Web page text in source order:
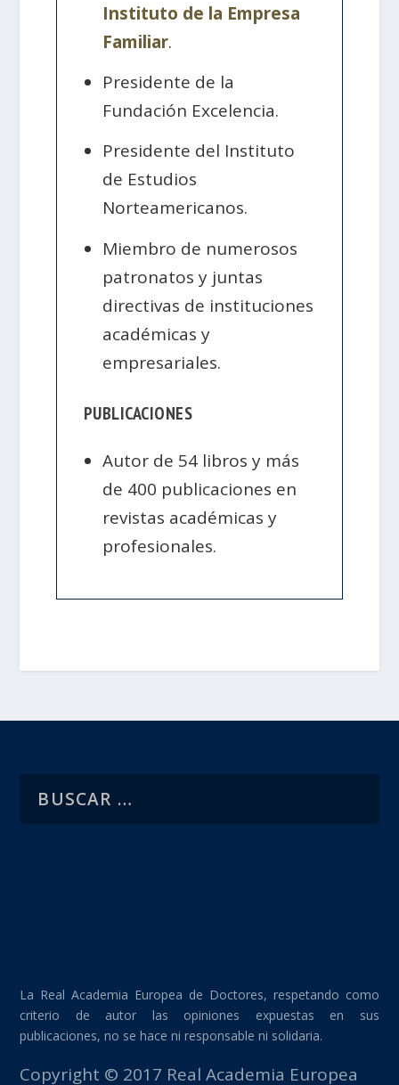
Instituto de la Empresa
Familiar.
Presidente de la
Fundación Excelencia.
Presidente del Instituto
de Estudios
Norteamericanos.
Miembro de numerosos
patronatos y juntas
directivas de instituciones
académicas y
empresariales.
PUBLICACIONES
Autor de 54 libros y más
de 400 publicaciones en
revistas académicas y
profesionales.
La Real Academia Europea de Doctores, respetando como
criterio de autor las opiniones expuestas en sus
publicaciones, no se hace ni responsable ni solidaria.
Copyright © 2017 Real Academia Europea